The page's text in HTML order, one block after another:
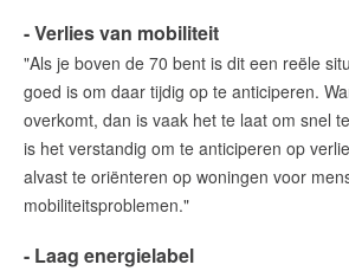
- Verlies van mobiliteit
"Als je boven de 70 bent is dit een reële
goed is om daar tijdig op te anticiperen.
overkomt, dan is vaak het te laat om snel
is het verstandig om te anticiperen op
alvast te oriënteren op woningen voor
mobiliteitsproblemen."
- Laag energielabel